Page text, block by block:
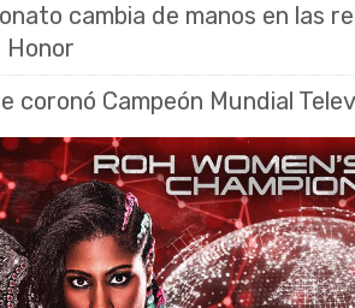
cambia de manos en las
Honor
coronó Campeón Mundial